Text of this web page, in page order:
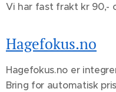
Vi har fast frakt kr 90,-
Hagefokus.no
Hagefokus.no er
Bring for automatisk